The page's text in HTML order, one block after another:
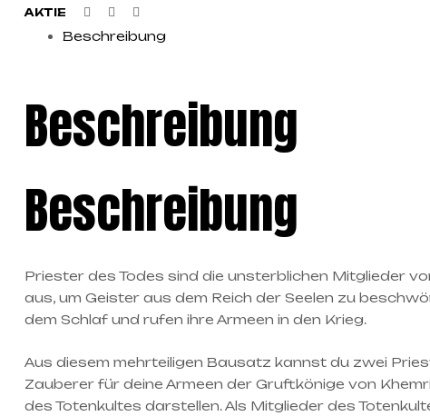
AKTIE Facebook
Twitter
Beschreibung
Beschreibung
Beschreibung
Priester des Todes sind die unsterblichen Mitglieder
aus, um Geister aus dem Reich der Seelen zu
dem Schlaf und rufen ihre Armeen in den Krieg.
Aus diesem mehrteiligen Bausatz kannst du zwei
Zauberer für deine Armeen der Gruftkönige von
des Totenkultes darstellen. Als Mitglieder des